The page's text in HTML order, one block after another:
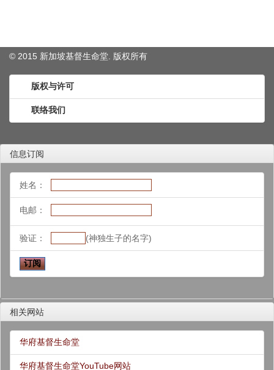
© 2015 新加坡基督生命堂. 版权所有
版权与许可
联络我们
信息订阅
姓名：
电邮：
验证： (神独生子的名字)
相关网站
华府基督生命堂
华府基督生命堂YouTube网站